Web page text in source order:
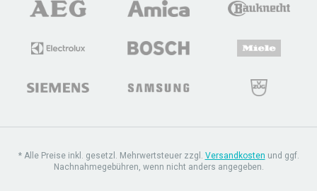
* Alle Preise inkl. gesetzl. Mehrwertsteuer zzgl. Versandkosten und ggf.
Nachnahmegebühren, wenn nicht anders angegeben.